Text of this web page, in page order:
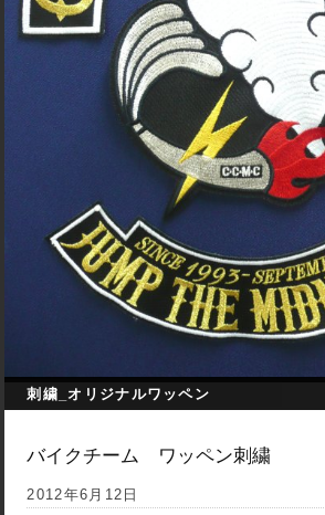
刺繍_オリジナルワッペン
バイクチーム ワッペン刺繍
2012年6月12日